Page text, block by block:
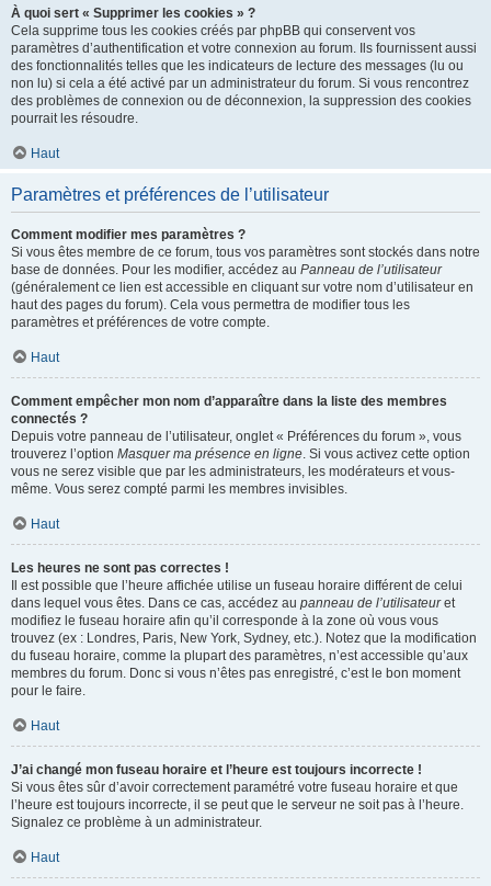
À quoi sert « Supprimer les cookies » ?
Cela supprime tous les cookies créés par phpBB qui conservent vos
paramètres d’authentification et votre connexion au forum. Ils fournissent aussi
des fonctionnalités telles que les indicateurs de lecture des messages (lu ou
non lu) si cela a été activé par un administrateur du forum. Si vous rencontrez
des problèmes de connexion ou de déconnexion, la suppression des cookies
pourrait les résoudre.
Haut
Paramètres et préférences de l’utilisateur
Comment modifier mes paramètres ?
Si vous êtes membre de ce forum, tous vos paramètres sont stockés dans notre
base de données. Pour les modifier, accédez au Panneau de l’utilisateur
(généralement ce lien est accessible en cliquant sur votre nom d’utilisateur en
haut des pages du forum). Cela vous permettra de modifier tous les
paramètres et préférences de votre compte.
Haut
Comment empêcher mon nom d’apparaître dans la liste des membres
connectés ?
Depuis votre panneau de l’utilisateur, onglet « Préférences du forum », vous
trouverez l’option Masquer ma présence en ligne. Si vous activez cette option
vous ne serez visible que par les administrateurs, les modérateurs et vous-
même. Vous serez compté parmi les membres invisibles.
Haut
Les heures ne sont pas correctes !
Il est possible que l’heure affichée utilise un fuseau horaire différent de celui
dans lequel vous êtes. Dans ce cas, accédez au panneau de l’utilisateuret
modifiez le fuseau horaire afin qu’il corresponde à la zone où vous vous
trouvez (ex : Londres, Paris, New York, Sydney, etc.). Notez que la modification
du fuseau horaire, comme la plupart des paramètres, n’est accessible qu’aux
membres du forum. Donc si vous n’êtes pas enregistré, c’est le bon moment
pour le faire.
Haut
J’ai changé mon fuseau horaire et l’heure est toujours incorrecte !
Si vous êtes sûr d’avoir correctement paramétré votre fuseau horaire et que
l’heure est toujours incorrecte, il se peut que le serveur ne soit pas à l’heure.
Signalez ce problème à un administrateur.
Haut